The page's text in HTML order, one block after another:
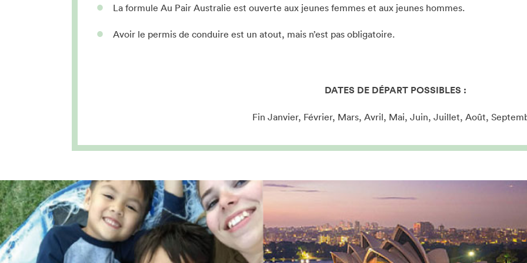
La formule Au Pair Australie est ouverte aux jeunes femmes et aux jeunes hommes.
Avoir le permis de conduire est un atout, mais n’est pas obligatoire.
DATES DE DÉPART POSSIBLES :
Fin Janvier, Février, Mars, Avril, Mai, Juin, Juillet, Août,